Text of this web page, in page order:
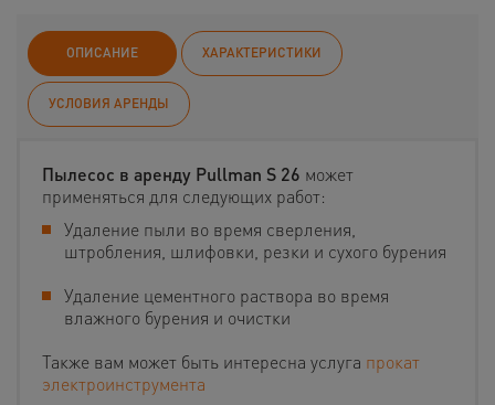
ОПИСАНИЕ ХАРАКТЕРИСТИКИ
УСЛОВИЯ АРЕНДЫ
Пылесос в аренду Pullman S 26 может
применяться для следующих работ:
Удаление пыли во время сверления,
штробления, шлифовки, резки и сухого бурения
Удаление цементного раствора во время
влажного бурения и очистки
Также вам может быть интересна услуга прокат
электроинструмента